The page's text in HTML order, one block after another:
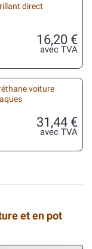
direct
16,20 €
avec TVA
voiture
31,44 €
avec TVA
et en pot